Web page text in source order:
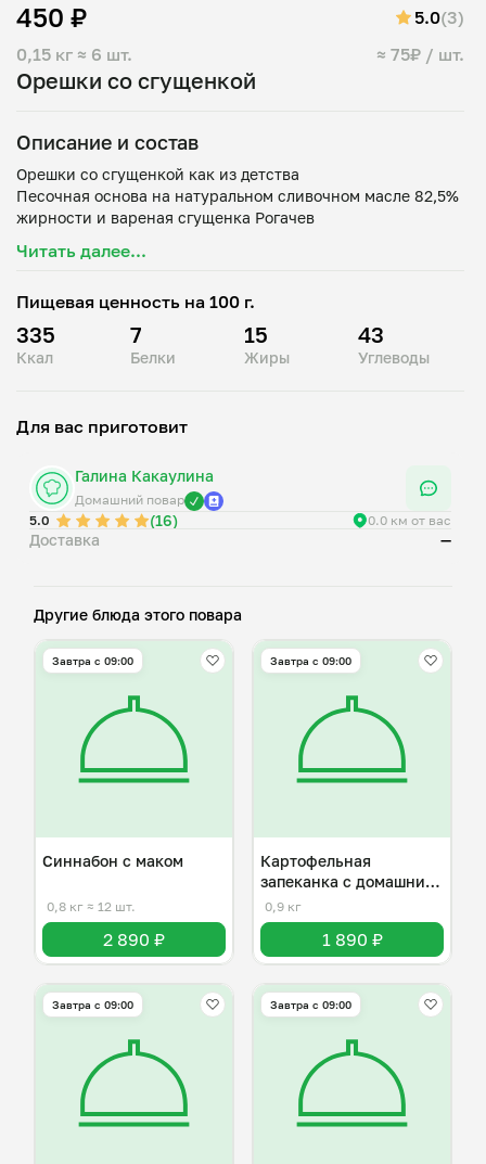
Орешки со сгущенкой
0,15 кг ≈ 6 шт. ≈ 75₽ / шт.
450 ₽ 5.0(3)
Описание и состав
Орешки со сгущенкой как из детства
Песочная основа на натуральном сливочном масле 82,5%
Читать далее...
Пищевая ценность на 100 г.
335
Ккал
7
Белки
15
Жиры
43
Углеводы
Для вас приготовит
Галина Какаулина
Домашний повар
5.0
(16) 0.0 км от вас
Доставка —
Другие блюда этого повара
Завтра c 09:00
Синнабон с маком
0,8 кг ≈ 12 шт.
2 890 ₽
Завтра c 09:00
Картофельная
запеканка с домашним
фаршем
0,9 кг
1 890 ₽
Завтра c 09:00 Завтра c 09:00